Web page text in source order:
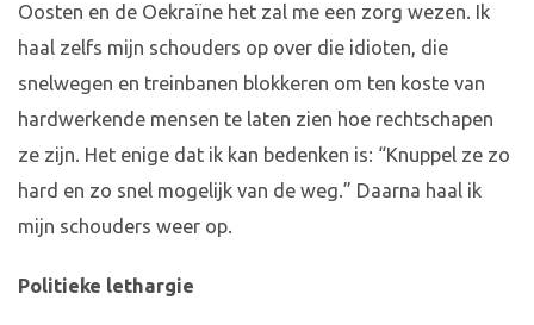
Oosten en de Oekraïne het zal me een zorg wezen. Ik
haal zelfs mijn schouders op over die idioten, die
snelwegen en treinbanen blokkeren om ten koste van
hardwerkende mensen te laten zien hoe rechtschapen
ze zijn. Het enige dat ik kan bedenken is: “Knuppel ze zo
hard en zo snel mogelijk van de weg.” Daarna haal ik
mijn schouders weer op.
Politieke lethargie